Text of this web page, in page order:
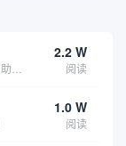
2.2 W
阅读
1.0 W
阅读